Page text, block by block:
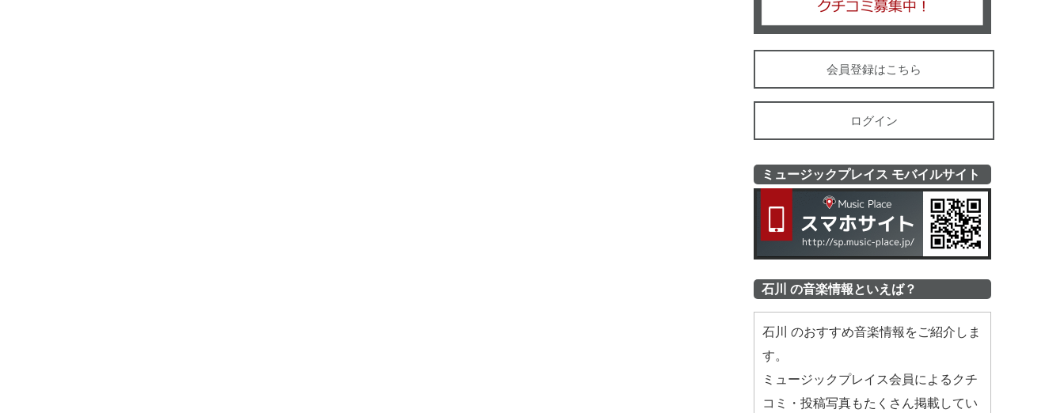
会員登録はこちら
ログイン
ミュージックプレイス モバイルサイト
石川 の音楽情報といえば？
石川 のおすすめ音楽情報をご紹介しま
す。
ミュージックプレイス会員によるクチ
コミ・投稿写真もたくさん掲載してい